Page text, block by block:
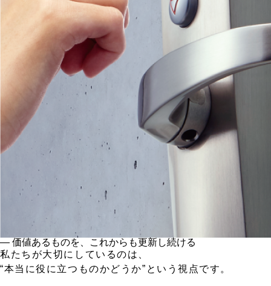
― 価値あるものを、これからも更新し続ける
私たちが大切にしているのは、
“本当に役に立つものかどうか”という視点です。